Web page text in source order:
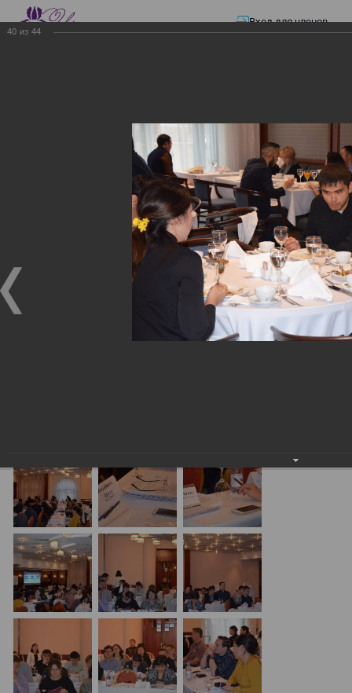
Вход для членов
Презентации—
ЭЛЕКТРОННЫЕ СЧЕТА-ФАКТУРЫ.
ЭЛЕКТРОННЫЕ СЧЕТА-
ФАКТУРЫ. ВИРТУАЛЬНЫЙ
ЭЛЕКТРОННЫЕ СЧЕТА-ФАКТУРЫ. ВИРТУАЛЬНЫЙ
СКЛАД.
Семинар с КГД и разработчиками
40 из 44